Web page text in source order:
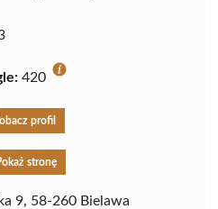
420
profil
stronę
9, 58-260 Bielawa